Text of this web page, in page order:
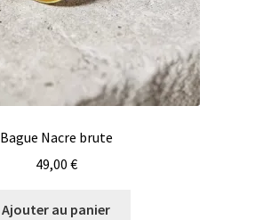
Bague Nacre brute
49,00 €
Ajouter au panier